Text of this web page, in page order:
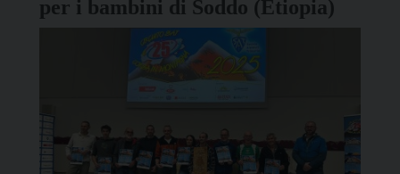
per i bambini di Soddo (Etiopia)